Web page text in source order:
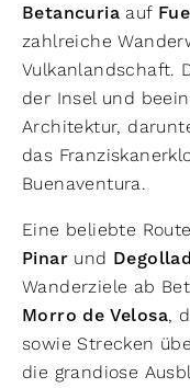
Betancuria auf
zahlreiche
Vulkanlandschaft.
der Insel und
Architektur,
das
Buenaventura.
Eine beliebte
Pinar und
Wanderziele ab
Morro de Velosa,
sowie Strecken
die grandiose